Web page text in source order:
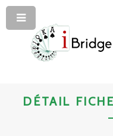
DÉTAIL